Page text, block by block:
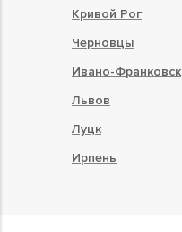
Кривой Рог
Черновцы
Ивано-Франковск
Львов
Луцк
Ирпень